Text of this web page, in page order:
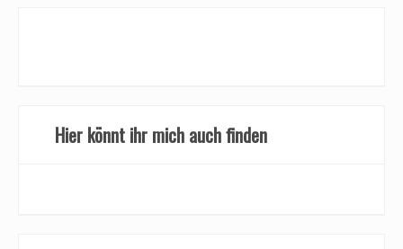
Hier könnt ihr mich auch finden